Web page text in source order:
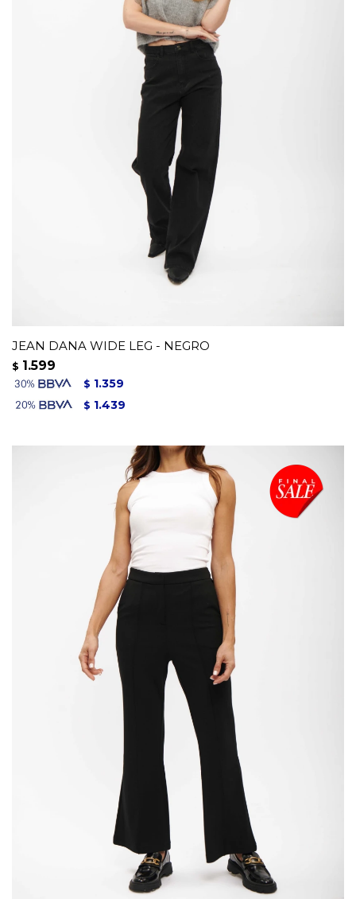
JEAN DANA WIDE LEG - NEGRO
$ 1.599
$ 1.359
$ 1.439